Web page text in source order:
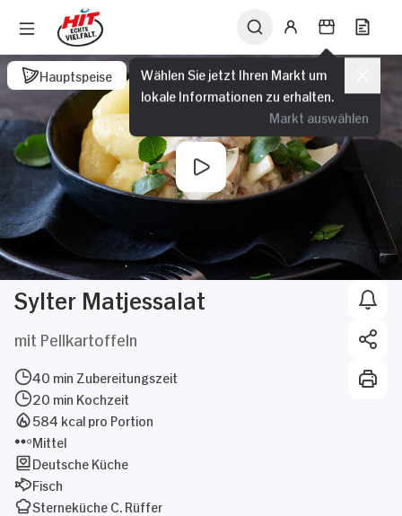
Wählen Sie jetzt Ihren Markt um
lokale Informationen zu erhalten.
Markt auswählen
Hauptspeise
Sylter Matjessalat
mit Pellkartoffeln
40 min Zubereitungszeit
20 min Kochzeit
584 kcal pro Portion
Mittel
Deutsche Küche
Fisch
Sterneküche C. Rüffer